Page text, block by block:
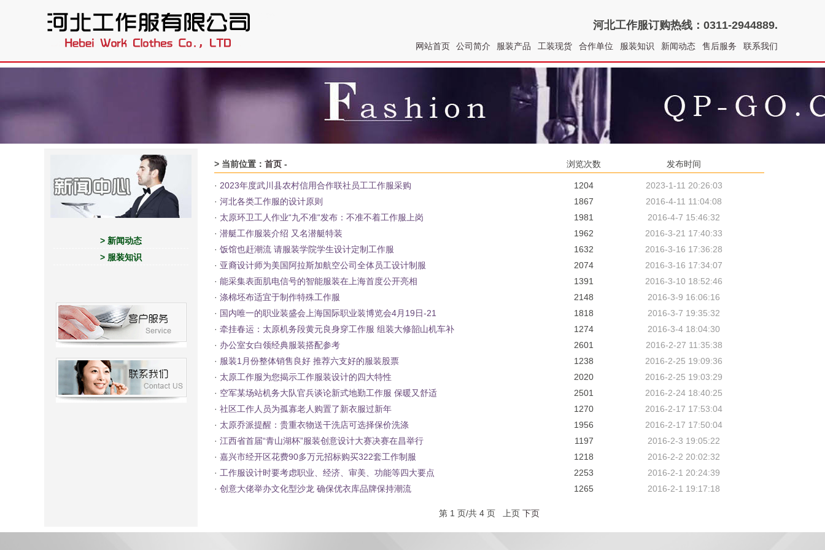
河北工作服订购热线：0311-2944889.
网站首页 公司简介 服装产品 工装现货 合作单位 服装知识 新闻动态 售后服务 联系我们
> 新闻动态
> 服装知识
> 当前位置： 首页 - 浏览次数 发布时间
· 2023年度武川县农村信用合作联社员工工作服采购 1204
2023-1-11 20:26:03
· 河北各类工作服的设计原则 1867
2016-4-11 11:04:08
· 太原环卫工人作业“九不准“发布：不准不着工作服上岗 1981
2016-4-7 15:46:32
· 潜艇工作服装介绍 又名潜艇特装 1962
2016-3-21 17:40:33
· 饭馆也赶潮流 请服装学院学生设计定制工作服 1632
2016-3-16 17:36:28
· 亚裔设计师为美国阿拉斯加航空公司全体员工设计制服 2074
2016-3-16 17:34:07
· 能采集表面肌电信号的智能服装在上海首度公开亮相 1391
2016-3-10 18:52:46
· 涤棉坯布适宜于制作特殊工作服 2148
2016-3-9 16:06:16
· 国内唯一的职业装盛会上海国际职业装博览会4月19日-21 1818
2016-3-7 19:35:32
· 牵挂春运：太原机务段黄元良身穿工作服 组装大修韶山机车补 1274
2016-3-4 18:04:30
· 办公室女白领经典服装搭配参考 2601
2016-2-27 11:35:38
· 服装1月份整体销售良好 推荐六支好的服装股票 1238
2016-2-25 19:09:36
· 太原工作服为您揭示工作服装设计的四大特性 2020
2016-2-25 19:03:29
· 空军某场站机务大队官兵谈论新式地勤工作服 保暖又舒适 2501
2016-2-24 18:40:25
· 社区工作人员为孤寡老人购置了新衣服过新年 1270
2016-2-17 17:53:04
· 太原乔派提醒：贵重衣物送干洗店可选择保价洗涤 1956
2016-2-17 17:50:04
· 江西省首届“青山湖杯”服装创意设计大赛决赛在昌举行 1197
2016-2-3 19:05:22
· 嘉兴市经开区花费90多万元招标购买322套工作制服 1218
2016-2-2 20:02:32
· 工作服设计时要考虑职业、经济、审美、功能等四大要点 2253
2016-2-1 20:24:39
· 创意大佬举办文化型沙龙 确保优衣库品牌保持潮流 1265 2016-2-1 19:17:18
第 1 页/共 4 页 上页 下页